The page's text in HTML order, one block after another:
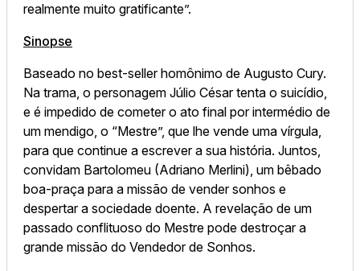
realmente muito gratificante”.
Sinopse
Baseado no best-seller homônimo de Augusto Cury.
Na trama, o personagem Júlio César tenta o suicídio,
e é impedido de cometer o ato final por intermédio de
um mendigo, o “Mestre”, que lhe vende uma vírgula,
para que continue a escrever a sua história. Juntos,
convidam Bartolomeu (Adriano Merlini), um bêbado
boa-praça para a missão de vender sonhos e
despertar a sociedade doente. A revelação de um
passado conflituoso do Mestre pode destroçar a
grande missão do Vendedor de Sonhos.